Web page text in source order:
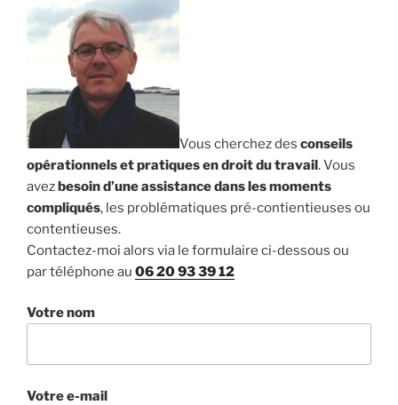
Vous cherchez des conseils
opérationnels et pratiques en droit du travail. Vous
avezbesoin d’une assistance dans les moments
compliqués, les problématiques pré-contientieuses ou
contentieuses.
Contactez-moi alors via le formulaire ci-dessous ou
par téléphone au 06 20 93 39 12
Votre nom
Votre e-mail